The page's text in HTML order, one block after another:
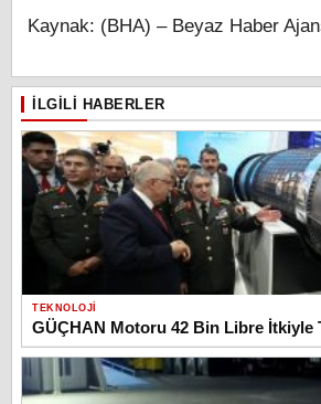
Kaynak: (BHA) – Beyaz Haber
İLGILI HABERLER
TEKNOLOJI
GÜÇHAN Motoru 42 Bin Libre İtkiyle